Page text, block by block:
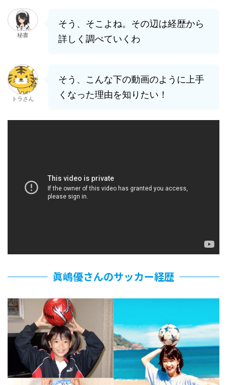
秘書
そう、そこよね。その辺は経歴から
詳しく調べていくわ
トラさん
そう、こんな下の動画のように上手
くなった理由を知りたい！
眞嶋優さんのサッカー経歴